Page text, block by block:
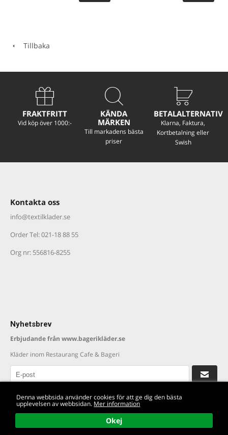
Okej
Denna webbsida använder cookies för att ge dig den bästa
upplevelsen av webbsidan. Mer information
Tillbaka
FRAKTFRITT
Vid köp över 1000:-
KÄNDA
MÄRKEN
Till markadens bästa
priser
BETALALTERNATIV
Klarna, Faktura,
Kortbetalning eller
Swish
Kontakta oss
info@textilklader.se
Order Tel: 021-18 88 55
Org nr: 556816-8255
Nyhetsbrev
Erbjudande från www.bagerikläder.se
Kläder inom Restaurang Cafe & Bageri
Läs våra villkor
This site is protected by reCAPTCHA and the Google